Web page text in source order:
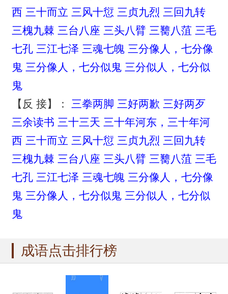
西 三十而立 三风十愆 三贞九烈 三回九转
三槐九棘 三台八座 三头八臂 三臡八菹 三毛
七孔 三江七泽 三魂七魄 三分像人，七分像
鬼 三分像人，七分似鬼 三分似人，七分似
鬼
【反 接】： 三拳两脚 三好两歉 三好两歹
三余读书 三十三天 三十年河东，三十年河
西 三十而立 三风十愆 三贞九烈 三回九转
三槐九棘 三台八座 三头八臂 三臡八菹 三毛
七孔 三江七泽 三魂七魄 三分像人，七分像
鬼 三分像人，七分似鬼 三分似人，七分似
鬼
成语点击排行榜